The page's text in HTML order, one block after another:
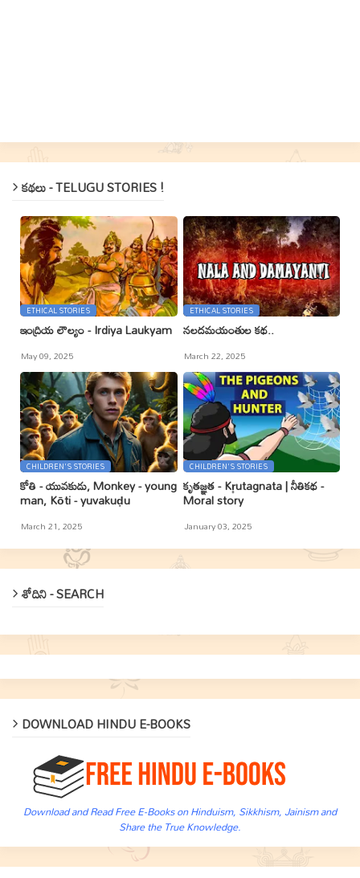
కథలు - TELUGU STORIES !
ETHICAL STORIES
ఇంద్రియ లౌల్యం - Irdiya Laukyam
May 09, 2025
ETHICAL STORIES
నలదమయంతుల కథ..
March 22, 2025
CHILDREN'S STORIES
కోతి - యువకుడు, Monkey - young
man, Kōti - yuvakuḍu
March 21, 2025
CHILDREN'S STORIES
కృతజ్ఞత - Kr̥utagnata | నీతికథ -
Moral story
January 03, 2025
శోదిని - SEARCH
DOWNLOAD HINDU E-BOOKS
Download and Read Free E-Books on Hinduism, Sikkhism, Jainism and
Share the True Knowledge.